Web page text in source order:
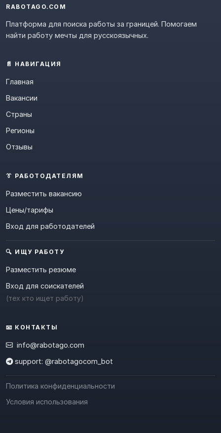
RABOTAGO.COM
Платформа для поиска работы за границей. Помогаем
найти работу мечты для русскоязычных.
📄 НАВИГАЦИЯ
Главная
Вакансии
Страны
Регионы
Отзывы
👔 РАБОТОДАТЕЛЯМ
Разместить вакансию
Цены/тарифы
Вход для работодателей
🔍 ИЩУ РАБОТУ
Разместить резюме
Вход для соискателей
(тех кто ищет работу)
📧 КОНТАКТЫ
info@rabotago.com
support: @rabotagocom_bot
Политика конфиденциальности
Условия использования